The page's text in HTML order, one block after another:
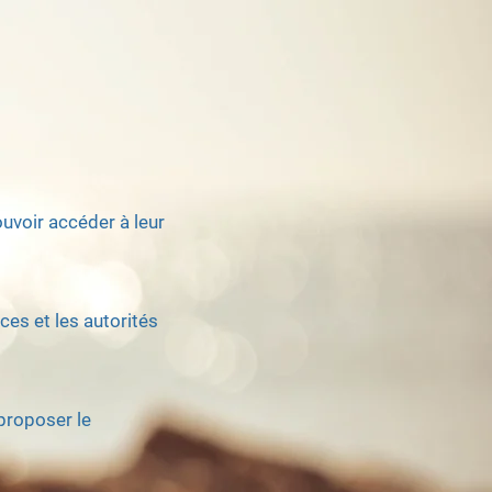
accéder à leur
et les autorités
le